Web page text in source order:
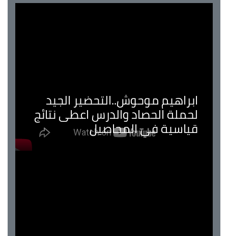
ابراهيم موحوش..التحضير الجيد
لحملة الحصاد والدرس اعطى نتائج
قياسية في المحاصيل